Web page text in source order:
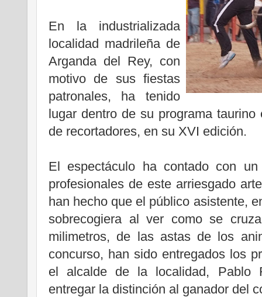
En la industrializada
localidad madrileña de
Arganda del Rey, con
motivo de sus fiestas
patronales, ha tenido
lugar dentro de su programa
de recortadores, en su XVI edición.
El espectáculo ha contado con
profesionales de este arriesgado
han hecho que el público asistente,
sobrecogiera al ver como se
milimetros, de las astas de los
concurso, han sido entregados los
el alcalde de la localidad, Pablo
entregar la distinción al ganador del